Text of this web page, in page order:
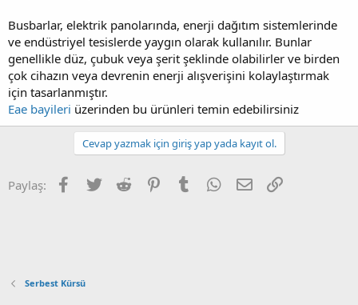
Busbarlar, elektrik panolarında, enerji dağıtım sistemlerinde
ve endüstriyel tesislerde yaygın olarak kullanılır. Bunlar
genellikle düz, çubuk veya şerit şeklinde olabilirler ve birden
çok cihazın veya devrenin enerji alışverişini kolaylaştırmak
için tasarlanmıştır.
Eae bayileri üzerinden bu ürünleri temin edebilirsiniz
Cevap yazmak için giriş yap yada kayıt ol.
Paylaş: Facebook
Twitter Reddit PinterestTumblr WhatsApp
E-posta
Serbest Kürsü